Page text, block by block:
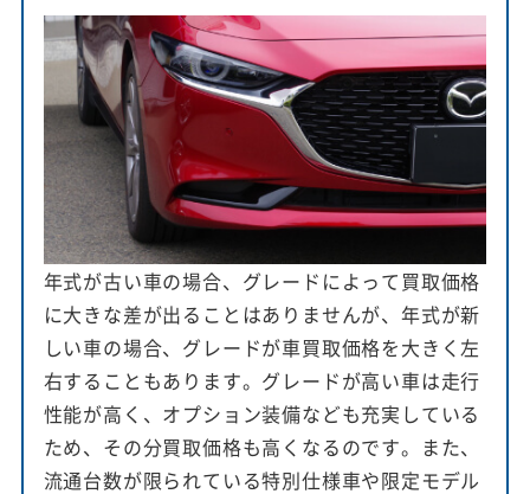
年式が古い車の場合、グレードによって買取価格
に大きな差が出ることはありませんが、年式が新
しい車の場合、グレードが車買取価格を大きく左
右することもあります。グレードが高い車は走行
性能が高く、オプション装備なども充実している
ため、その分買取価格も高くなるのです。また、
流通台数が限られている特別仕様車や限定モデル